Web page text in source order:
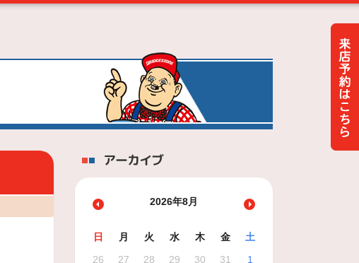
アーカイブ
2026年8月
日 月 火 水 木 金
土
26
27 28 29 30 31
1